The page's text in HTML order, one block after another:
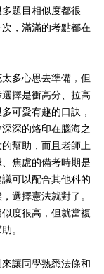
題目相似度都很
，滿滿的考點都在
多心思去準備，但
擇是衝高分、拉高
可愛有趣的口訣，
深的烙印在腦海之
幫助，而且老師上
焦慮的備考時期是
可以配合其他科的
選擇憲法就對了。
度很高，但就當複
。
讓同學熟悉法條和